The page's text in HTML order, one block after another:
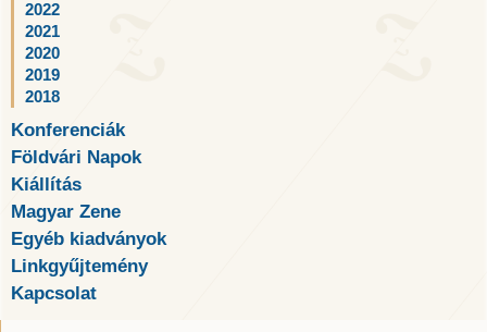
2022
2021
2020
2019
2018
Konferenciák
Földvári Napok
Kiállítás
Magyar Zene
Egyéb kiadványok
Linkgyűjtemény
Kapcsolat